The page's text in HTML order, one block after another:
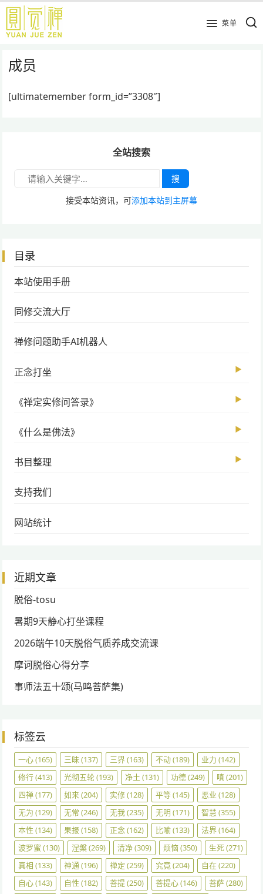
跳
主
菜单
成员
[ultimatemember form_id=”3308″]
全站搜索
搜
接受本站资讯，可添加本站到主屏幕
目录
本站使用手册
同修交流大厅
禅修问题助手AI机器人
正念打坐 ▶
《禅定实修问答录》 ▶
《什么是佛法》 ▶
书目整理 ▶
支持我们
网站统计
近期文章
脱俗-tosu
暑期9天静心打坐课程
2026端午10天脱俗气质养成交流课
摩诃脱俗心得分享
事师法五十颂(马鸣菩萨集)
标签云
一心(165) 三昧(137) 三界(163) 不动(189) 业力 (142)
修行(413) 光彻五轮(193) 净土 (131) 功德(249) 嗔(201)
四禅(177) 如来(204) 实修(128) 平等(145) 恶业 (128)
无为 (129) 无常 (246) 无我(235) 无明 (171) 智慧 (355)
本性 (134) 果报 (158) 正念(162) 比喻(133) 法界(164)
波罗蜜 (130) 涅槃(269) 清净(309) 烦恼(350) 生死(271)
真相 (133) 神通 (196) 禅定 (259) 究竟(204) 自在(220)
自心(143) 自性 (182) 菩提(250) 菩提心(146) 菩萨(280)